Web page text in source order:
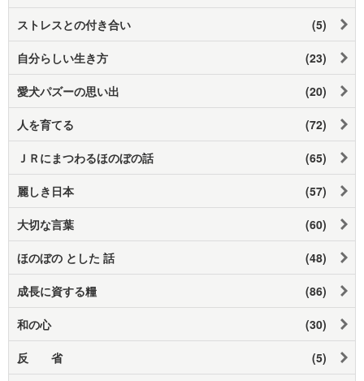
ストレスとの付き合い (5)
自分らしい生き方 (23)
愛犬パズーの思い出 (20)
人を育てる (72)
ＪＲにまつわるほのぼの話 (65)
麗しき日本 (57)
大切な言葉 (60)
ほのぼの とした 話 (48)
成長に資する糧 (86)
和の心 (30)
反 省 (5)